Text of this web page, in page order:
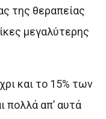
της θεραπείας
μεγαλύτερης
και το 15% των
πολλά απ’ αυτά